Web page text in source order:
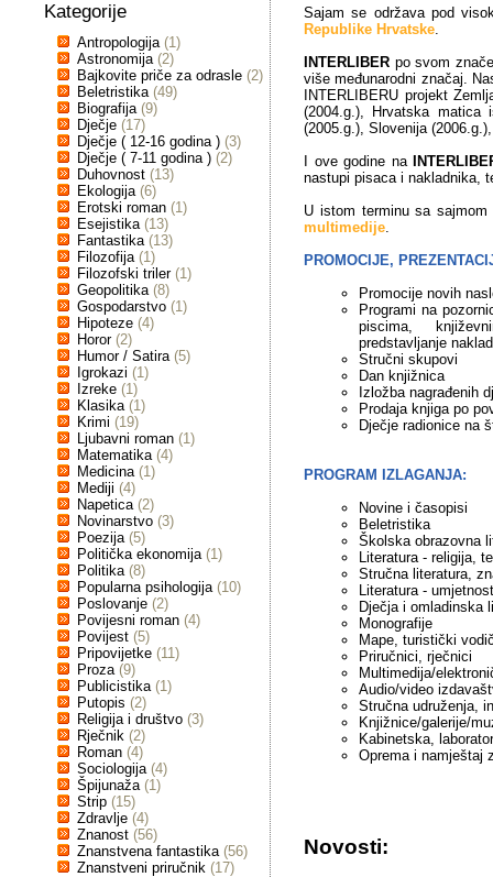
Kategorije
Antropologija (1)
Astronomija (2)
Bajkovite priče za odrasle (2)
Beletristika (49)
Biografija (9)
Dječje (17)
Dječje ( 12-16 godina ) (3)
Dječje ( 7-11 godina ) (2)
Duhovnost (13)
Ekologija (6)
Erotski roman (1)
Esejistika (13)
Fantastika (13)
Filozofija (1)
Filozofski triler (1)
Geopolitika (8)
Gospodarstvo (1)
Hipoteze (4)
Horor (2)
Humor / Satira (5)
Igrokazi (1)
Izreke (1)
Klasika (1)
Krimi (19)
Ljubavni roman (1)
Matematika (4)
Medicina (1)
Mediji (4)
Napetica (2)
Novinarstvo (3)
Poezija (5)
Politička ekonomija (1)
Politika (8)
Popularna psihologija (10)
Poslovanje (2)
Povijesni roman (4)
Povijest (5)
Pripovijetke (11)
Proza (9)
Publicistika (1)
Putopis (2)
Religija i društvo (3)
Rječnik (2)
Roman (4)
Sociologija (4)
Špijunaža (1)
Strip (15)
Zdravlje (4)
Znanost (56)
Znanstvena fantastika (56)
Znanstveni priručnik (17)
Sajam se održava pod
Republike Hrvatske.
INTERLIBER po svom
više međunarodni značaj.
INTERLIBERU projekt
(2004.g.), Hrvatska
(2005.g.), Slovenija
I ove godine na
nastupi pisaca i nakladnika,
U istom terminu sa sajmom
multimedije.
PROMOCIJE,
Promocije novih
Programi na
piscima,
predstavljanje
Stručni skupovi
Dan knjižnica
Izložba nagrađenih
Prodaja knjiga po
Dječje radionice na
PROGRAM IZLAGANJA:
Novine i časopisi
Beletristika
Školska obrazovna
Literatura - religija,
Stručna literatura,
Literatura - umjetnost
Dječja i omladinska
Monografije
Mape, turistički
Priručnici, rječnici
Multimedija/
Audio/video
Stručna udruženja,
Knjižnice/galerije/
Kabinetska,
Oprema i namještaj
Novosti: